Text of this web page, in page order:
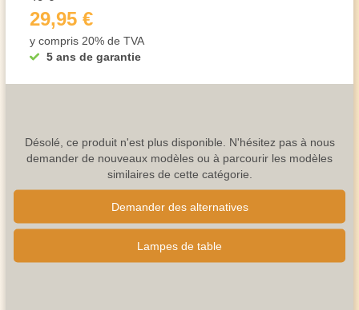
5 ans de garantie
29,95 €
y compris 20% de TVA
Désolé, ce produit n'est plus disponible. N'hésitez pas à nous
demander de nouveaux modèles ou à parcourir les modèles
similaires de cette catégorie.
Demander des alternatives
Lampes de table